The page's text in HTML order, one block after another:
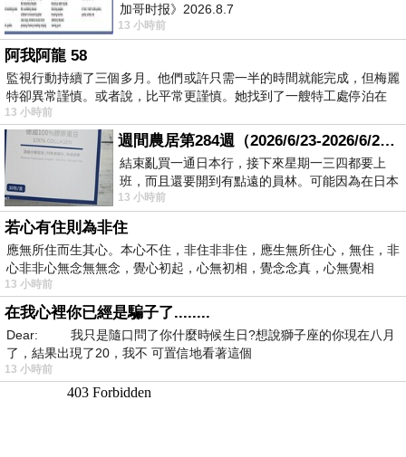
加哥时报》2026.8.7
13 小時前
阿我阿龍 58
監視行動持續了三個多月。他們或許只需一半的時間就能完成，但梅麗
特卻異常謹慎。或者說，比平常更謹慎。她找到了一艘特工處停泊在
13 小時前
週間農居第284週（2026/6/23-2026/6/24) 夏至 金黃稻浪洋溢豐收喜悅
結束亂買一通日本行，接下來星期一三四都要上
班，而且還要開到有點遠的員林。可能因為在日本
花不少錢，星期一出門上班時，心裡沒有一
13 小時前
若心有住則為非住
應無所住而生其心。本心不住，非住非非住，應生無所住心，無住，非
心非非心無念無無念，覺心初起，心無初相，覺念念真，心無覺相
13 小時前
在我心裡你已經是騙子了........
Dear: 我只是隨口問了你什麼時候生日?想說獅子座的你現在八月
了，結果出現了20，我不 可置信地看著這個
13 小時前